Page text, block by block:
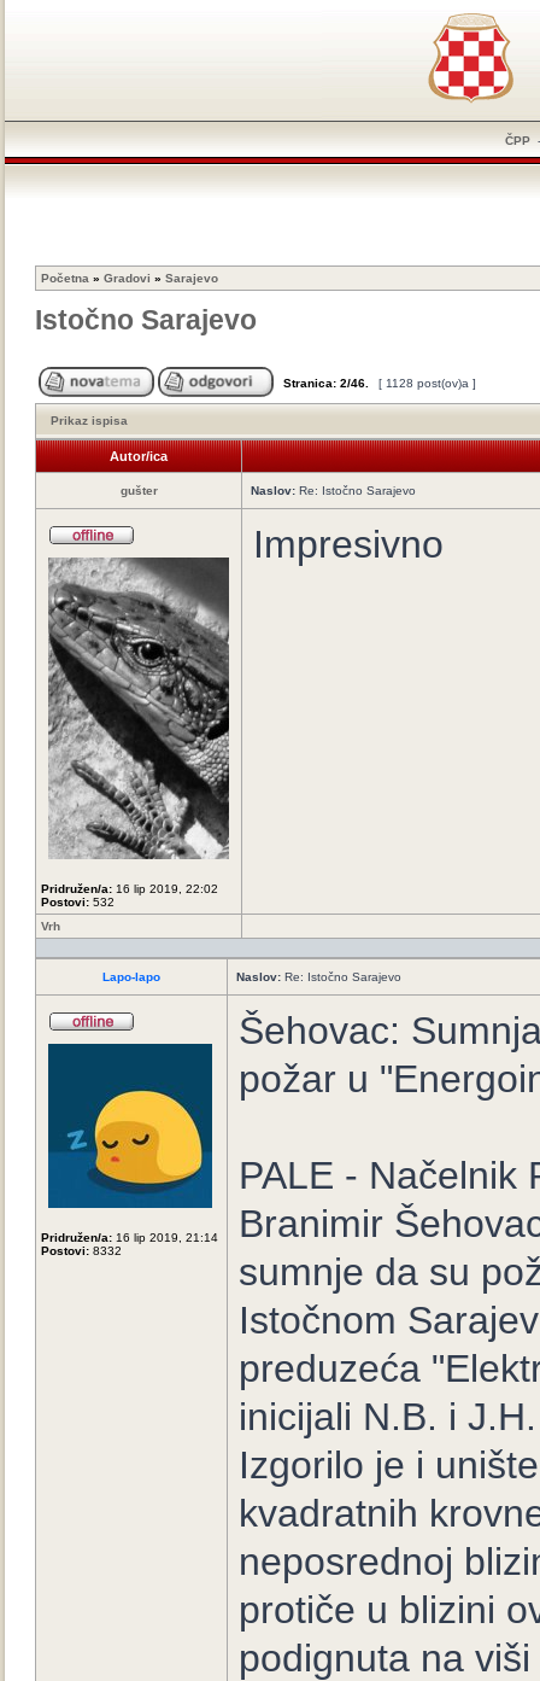
ČPP
Početna » Gradovi » Sarajevo
Istočno Sarajevo
Stranica: 2/46 [ 1128 post(ov)a ]
Prikaz ispisa
Autor/ica
gušter Naslov: Re: Istočno Sarajevo
Pridružen/a: 16 lip 2019, 22:02
Postovi: 532
Impresivno
Vrh
Lapo-lapo Naslov: Re: Istočno Sarajevo
Pridružen/a: 16 lip 2019, 21:14
Postovi: 8332
Šehovac:
požar u
PALE - Načelnik
Branimir
sumnje da su
Istočnom
preduzeća
inicijali N.B. i
Izgorilo je i
kvadratnih
neposrednoj
protiče u blizini
podignuta na